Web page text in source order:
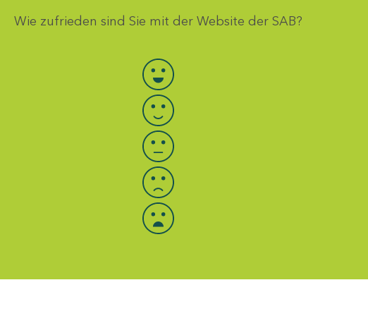
Wie zufrieden sind Sie mit der Website der SAB?
Bewertung auswählen